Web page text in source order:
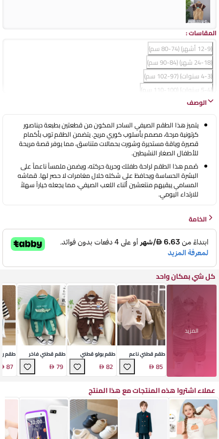
المقاسات:
(12-9 أشهر) (74-80 سم)
(24-18 شهر) (84-90 سم)
(4-3 سنوات) (97-102 سم)
(5-4 سنوات) (100-110 سم)
(6-5 سنوات) (110-120 سم) الوصف
يتميز هذا الطقم الصيفي الساحر المكون من قطعتين بطبعة ديناصور
كرتونية مرحة، مصمم بأسلوب كوري مريح. يتضمن الطقم توب بأكمام
قصيرة وياقة مستديرة وشورت بحمالات متناسق، مما يوفر قصة مريحة
للأطفال الصغار النشيطين.
صُمم هذا الطقم لراحة طفلك وحرية حركته، ويضمن ملمساً ناعماً على
البشرة الحساسة ويحافظ على شكله خلال مغامرات لا حصر لها. قماشه
المسامي يبقيهم منتعشين أثناء اللعب الصيفي، مما يجعله خياراً سهلاً
للارتداء اليومي.
الخامة
كل شي بمكان واحد
المزيد
طقم قطني ناعم
للأطفال
85
طقم بولو قطني
82
طقم قطني فاخر
للأطفال
79
طقم
فاخر
87
عملاء اشتروا هذه المنتجات مع هذا المنتج